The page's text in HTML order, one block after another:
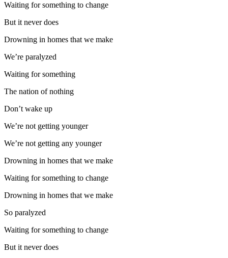
Waiting for something to change
But it never does
Drowning in homes that we make
We’re paralyzed
Waiting for something
The nation of nothing
Don’t wake up
We’re not getting younger
We’re not getting any younger
Drowning in homes that we make
Waiting for something to change
Drowning in homes that we make
So paralyzed
Waiting for something to change
But it never does